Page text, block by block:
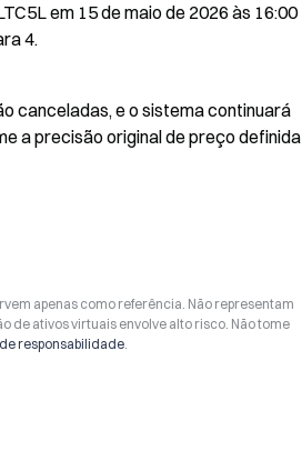
em 15 de maio de 2026 às 16:00
4.
canceladas, e o sistema continuará
a precisão original de preço definida
apenas como referência. Não representam
de ativos virtuais envolve alto risco. Não tome
responsabilidade.